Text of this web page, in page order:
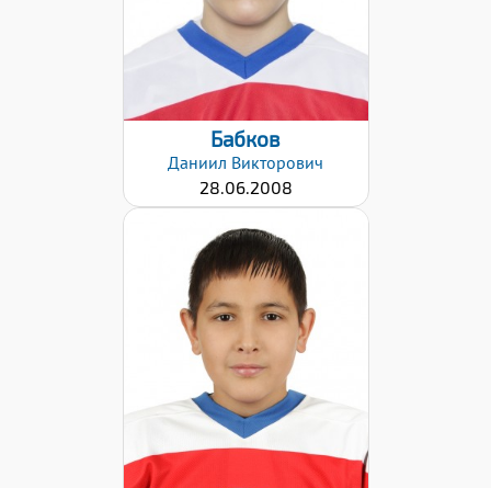
Бабков
Даниил Викторович
28.06.2008
Дата заявки:
02.02.2021